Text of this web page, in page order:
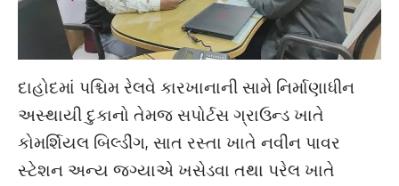
દાહોદમાં પશ્ચિમ રેલવે કારખાનાની સામે નિર્માણાધીન
અસ્થાયી દુકાનો તેમજ સપોર્ટસ ગ્રાઉન્ડ ખાતે
કોમર્શિયલ બિલ્ડીંગ, સાત રસ્તા ખાતે નવીન પાવર
સ્ટેશન અન્ય જગ્યાએ ખસેડવા તથા પરેલ ખાતે